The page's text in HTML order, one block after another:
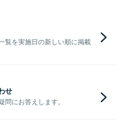
覧を実施日の新しい順に掲載
せ
にお答えします。